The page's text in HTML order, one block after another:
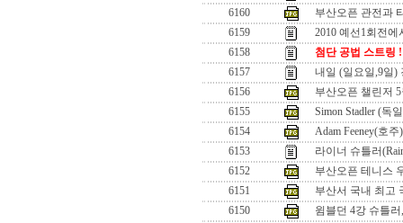
6160
부산오픈 관전과
6159
2010 예선1회전에
6158
첨단 공법 스트링 !
6157
내일 (일요일,9일)
6156
부산오픈 챌린저
6155
Simon Stadler (독
6154
Adam Feeney(호주)
6153
라이너 슈틀러
6152
부산오픈 테니스
6151
부산서 국내 최고
6150
윔블던 4강 슈틀